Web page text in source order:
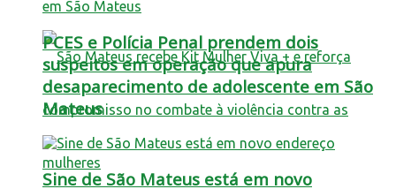
PCES e Polícia Penal prendem dois
suspeitos em operação que apura
desaparecimento de adolescente em São
Mateus
Sine de São Mateus está em novo